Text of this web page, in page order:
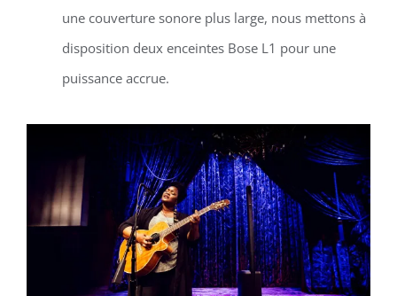
une couverture sonore plus large, nous mettons à
disposition deux enceintes Bose L1 pour une
puissance accrue.